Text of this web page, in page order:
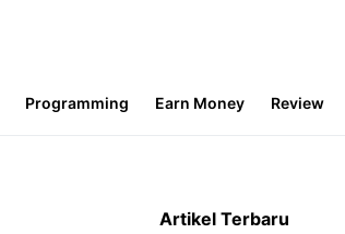
Programming Earn Money Review
Artikel Terbaru